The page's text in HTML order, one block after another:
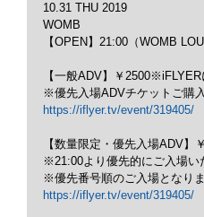
10.31 THU 2019
WOMB
【OPEN】21:00（WOMB
【一般ADV】￥
※優先入場ADVチケットご購
https://iflyer.tv/event/319405/
【数量限定・優先入場ADV
※21:00より優先的にご入場い
※優先番号順のご入場となり
https://iflyer.tv/event/319405/